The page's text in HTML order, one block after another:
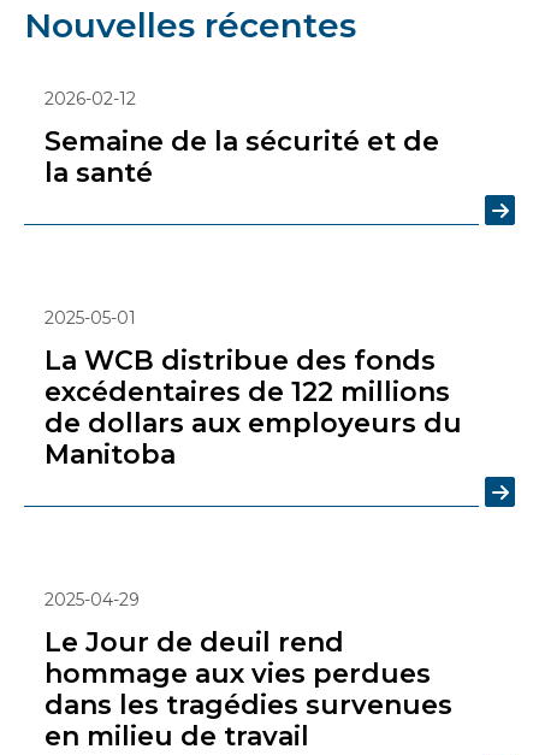
Nouvelles récentes
2026-02-12
Semaine de la sécurité et de
la santé
2025-05-01
La WCB distribue des fonds
excédentaires de 122 millions
de dollars aux employeurs du
Manitoba
2025-04-29
Le Jour de deuil rend
hommage aux vies perdues
dans les tragédies survenues
en milieu de travail